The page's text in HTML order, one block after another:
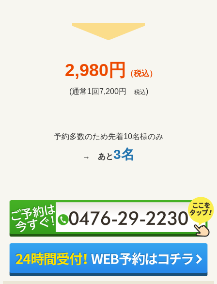
2,980円 （税込）
(通常1回7,200円 税込)
予約多数のため先着10名様のみ
→ あと3名